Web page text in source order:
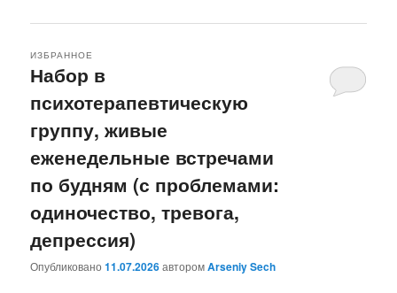
Набор в
психотерапевтическую
группу, живые
еженедельные встречами
по будням (с проблемами:
одиночество, тревога,
депрессия)
ИЗБРАННОЕ
Опубликовано11.07.2026авторомArseniy Sech